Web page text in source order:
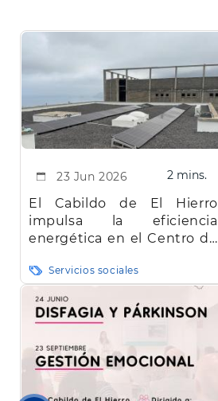
23 Jun 2026 2 mins.
El Cabildo de El Hierro
impulsa la eficiencia
energética en el Centro de
Servicios sociales